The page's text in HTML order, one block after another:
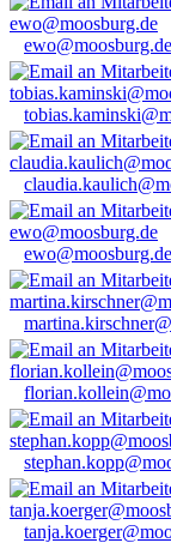
ewo@moosburg.de
ewo@moosburg.de